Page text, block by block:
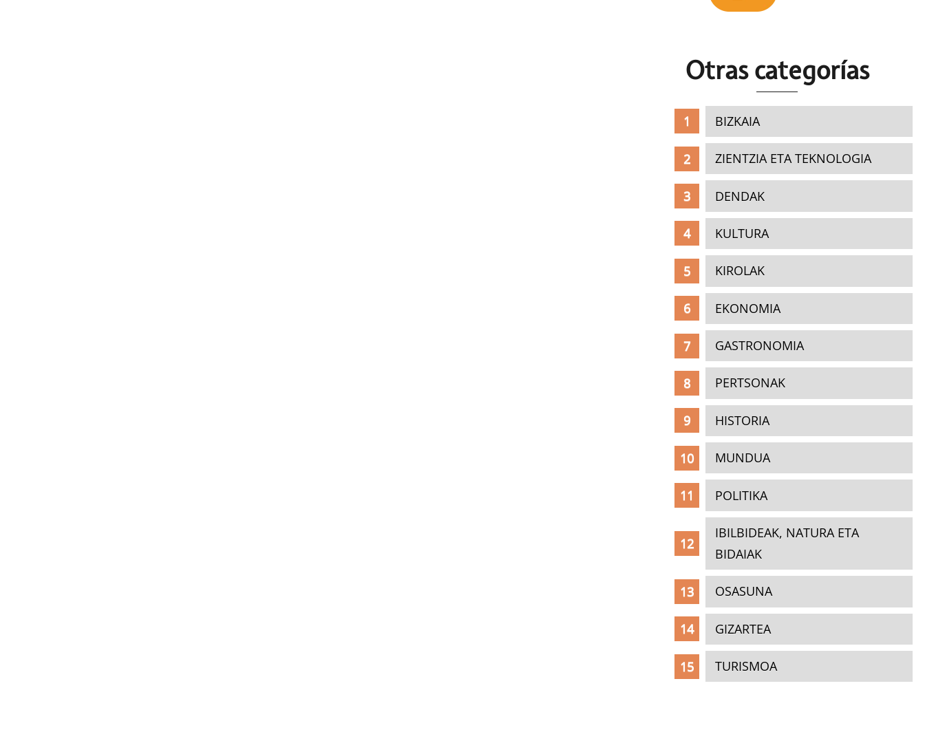
Otras categorías
BIZKAIA
ZIENTZIA ETA TEKNOLOGIA
DENDAK
KULTURA
KIROLAK
EKONOMIA
GASTRONOMIA
PERTSONAK
HISTORIA
MUNDUA
POLITIKA
IBILBIDEAK, NATURA ETA
BIDAIAK
OSASUNA
GIZARTEA
TURISMOA